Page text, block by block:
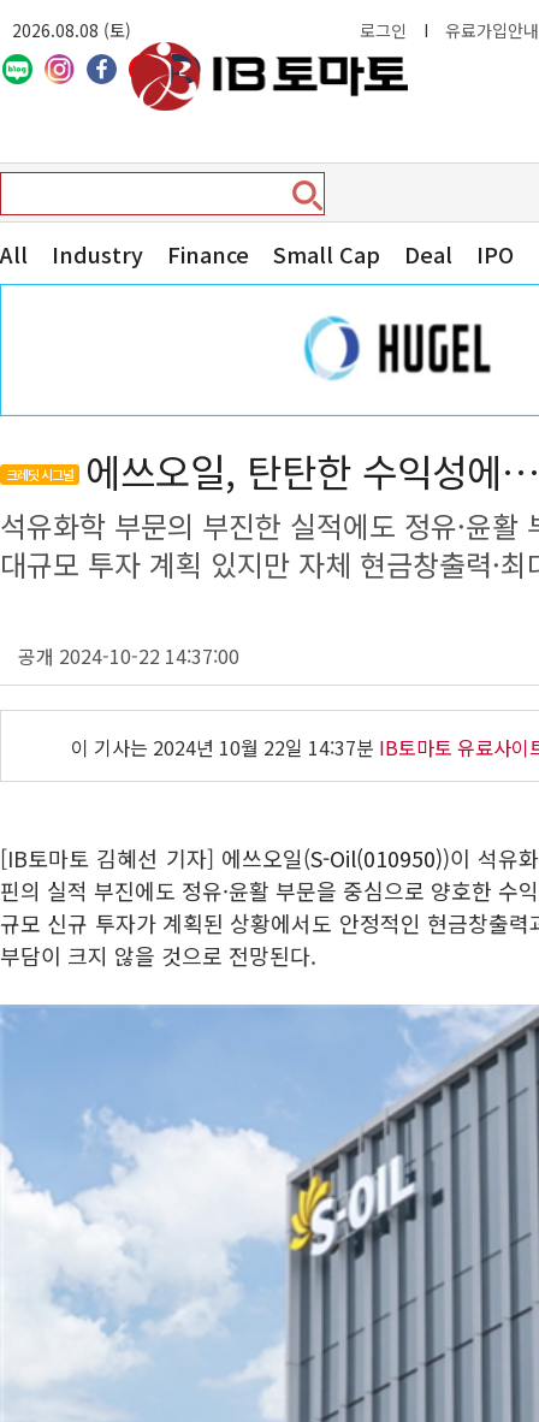
2026.08.08 (토) 로그인 I 유료가입안내
All Industry Finance Small Cap Deal IPO
크레딧 시그널 에쓰오일, 탄탄한 수익성에
석유화학 부문의 부진한 실적에도 정유·윤활
대규모 투자 계획 있지만 자체 현금창출력·
공개 2024-10-22 14:37:00
이 기사는 2024년 10월 22일 14:37분 IB토마토 유료사이
[IB토마토 김혜선 기자] 에쓰오일(S-Oil(010950))이 석유
핀의 실적 부진에도 정유·윤활 부문을 중심으로 양호한 수
규모 신규 투자가 계획된 상황에서도 안정적인 현금창출
부담이 크지 않을 것으로 전망된다.